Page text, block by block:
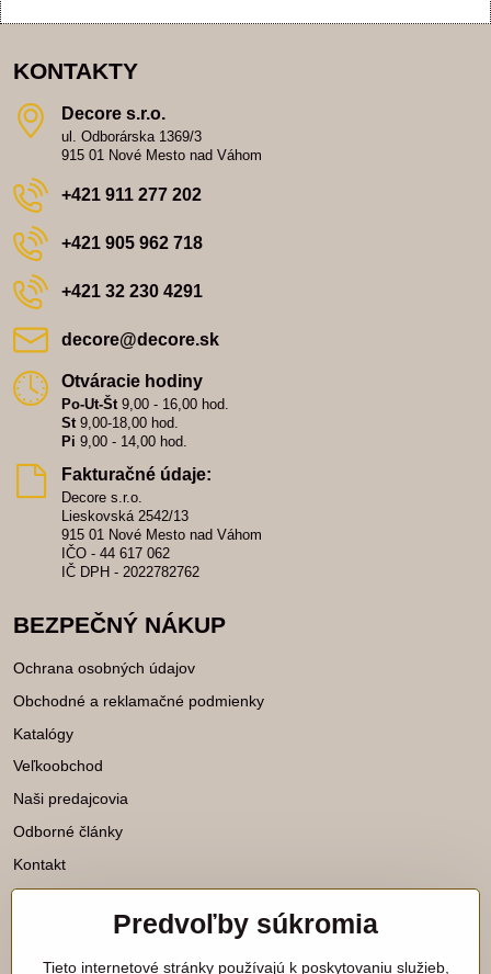
KONTAKTY
Decore s​.r​.o​.
ul. Odborárska 1369/3
915 01 Nové Mesto nad Váhom
+421 911 277 202
+421 905 962 718
+421 32 230 4291
decore​@decore​.sk
Otváracie hodiny
Po-Ut-Št9,00 - 16,00 hod.
St9,00-18,00 hod.
Pi 9,00 - 14,00 hod.
Fakturačné údaje:
Decore s.r.o.
Lieskovská 2542/13
915 01 Nové Mesto nad Váhom
IČO - 44 617 062
IČ DPH - 2022782762
BEZPEČNÝ NÁKUP
Ochrana osobných údajov
Obchodné a reklamačné podmienky
Katalógy
Veľkoobchod
Naši predajcovia
Odborné články
Kontakt
Katalógy na stiahnutie
Predvoľby súkromia
Tieto internetové stránky používajú k poskytovaniu služieb,